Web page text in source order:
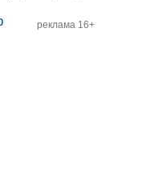
реклама 16+